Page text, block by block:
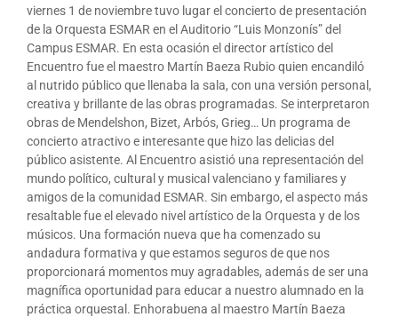
viernes 1 de noviembre tuvo lugar el concierto de presentación
de la Orquesta ESMAR en el Auditorio “Luis Monzonís” del
Campus ESMAR. En esta ocasión el director artístico del
Encuentro fue el maestro Martín Baeza Rubio quien encandiló
al nutrido público que llenaba la sala, con una versión personal,
creativa y brillante de las obras programadas. Se interpretaron
obras de Mendelshon, Bizet, Arbós, Grieg… Un programa de
concierto atractivo e interesante que hizo las delicias del
público asistente. Al Encuentro asistió una representación del
mundo político, cultural y musical valenciano y familiares y
amigos de la comunidad ESMAR. Sin embargo, el aspecto más
resaltable fue el elevado nivel artístico de la Orquesta y de los
músicos. Una formación nueva que ha comenzado su
andadura formativa y que estamos seguros de que nos
proporcionará momentos muy agradables, además de ser una
magnífica oportunidad para educar a nuestro alumnado en la
práctica orquestal. Enhorabuena al maestro Martín Baeza